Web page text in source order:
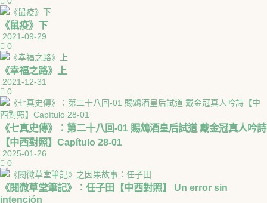
《鼠疫》下
2021-09-29
0
《幸福之路》上
2021-12-31
0
《七真史傳》：第二十八回-01 賜鴆酒皇后試道 戴金冠真人吟詩
【中西對照】Capítulo 28-01
2025-01-26
0
《閱微草堂筆記》︰任子田【中西對照】 Un error sin
intención